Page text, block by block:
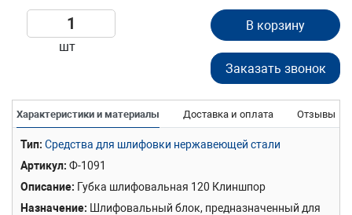
шт
В корзину
Заказать звонок
Характеристики и материалы Доставка и оплата Отзывы
Тип Средства для шлифовки нержавеющей стали
Артикул Ф-1091
Описание Губка шлифовальная 120 Клиншпор
Назначение
Шлифовальный блок, предназначенный для